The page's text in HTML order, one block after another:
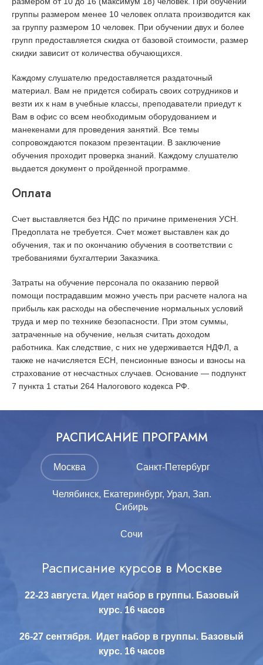
группы размером менее 10 человек оплата производится как
за группу размером 10 человек. При обучении двух и более
групп предоставляется скидка от базовой стоимости, размер
скидки зависит от количества обучающихся.
Каждому слушателю предоставляется раздаточный
материал. Вам не придется собирать своих сотрудников и
везти их к нам в учебные классы, преподаватели приедут к
Вам в офис со всем необходимым оборудованием и
манекенами для проведения занятий. Все темы
сопровождаются показом презентации. В заключение
обучения проходит проверка знаний. Каждому слушателю
выдается документ о пройденной программе.
Оплата
Счет выставляется без НДС по причине применения УСН.
Предоплата не требуется. Счет может выставлен как до
обучения, так и по окончанию обучения в соответствии с
требованиями бухгалтерии Заказчика.
Затраты на обучение персонала по оказанию первой
помощи пострадавшим можно учесть при расчете налога на
прибыль как расходы на обеспечение нормальных условий
труда и мер по технике безопасности. При этом суммы,
затраченные на обучение, нельзя считать доходом
работника. Как следствие, с них не удерживается НДФЛ, а
также не начисляется ЕСН, пенсионные взносы и взносы на
страхование от несчастных случаев. Основание — подпункт
7 пункта 1 статьи 264 Налогового кодекса РФ.
РАСПИСАНИЕ ПРОГРАММ
Москва Санкт-Петербург
Челябинск, Екатеринбург, Урал, Зап.
Сибирь
Сочи
Расписание курсов в Москве
22-23 августа. Идет набор в группы. Базовый
курс. 16 часов
26-27 сентября. Идет набор в группы. Базовый
курс. 16 часов
Расписание курсов в Санкт-
Петербурге
Все занятия проводятся только для организованных
Базовый 16-часовой курс с практическими занятиями на
Расписание курсов первой помощи в
Челябинске, Екатеринбурге, на Урале,
в Зап. Сибири
Челябинск. 5-6 сентября. Идет набор в группы.
Расписание курсов первой помощи
в Сочи
Начало занятий весной 2026 г.
Все занятия проводятся только для
организованных групп.